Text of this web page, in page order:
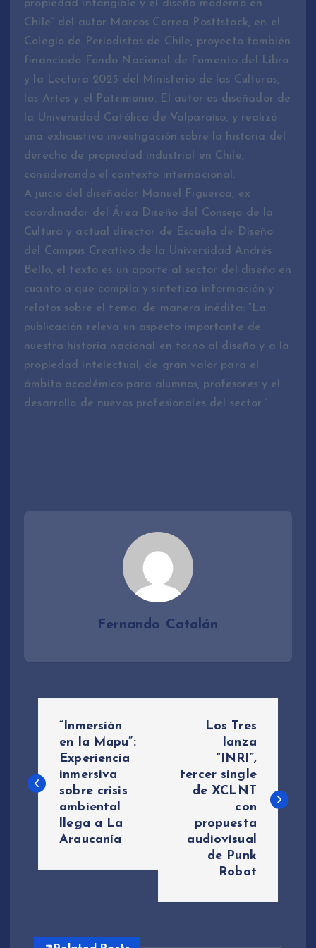
propiedad intangible y el diseño moderno en
Chile” del autor Marcos Correa Posttstock, en el
Colegio de Periodistas de Chile, proyecto también
financiado Fondo Nacional de Fomento del Libro
y la Lectura 2025 del Ministerio de las Culturas,
las Artes y el Patrimonio. El autor es diseñador de
la Universidad Católica de Valparaíso, y realizó
una exhaustiva investigación sobre la historia del
derecho de propiedad industrial en Chile,
considerando el contexto internacional.
A juicio del diseñador Manuel Figueroa, ex
coordinador del Área Diseño del Consejo de la
Cultura y actual director de Escuela de Diseño
del Campus Creativo de la Universidad Andrés
Bello, el texto es un aporte al sector del diseño en
cuanto a que compila y sintetiza información y
relatos sobre el tema, de manera inédita: “La
publicación releva un aspecto importante de
nuestra historia nacional en torno al diseño y a la
propiedad intelectual, de gran valor para el
ámbito académico para alumnos, profesores y el
desarrollo de nuevos profesionales del sector.”
Fernando Catalán
v
“Inmersión
en la Mapu”:
Experiencia
inmersiva
sobre crisis
ambiental
llega a La
Araucanía
Los Tres
lanza
“INRI”,
tercer single
de XCLNT
con
propuesta
audiovisual
de Punk
Robot